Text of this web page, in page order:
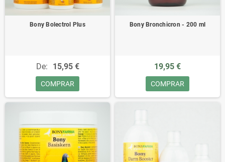
Bony Bolectrol Plus
De: 15,95 €
COMPRAR
Bony Bronchicron - 200 ml
19,95 €
COMPRAR